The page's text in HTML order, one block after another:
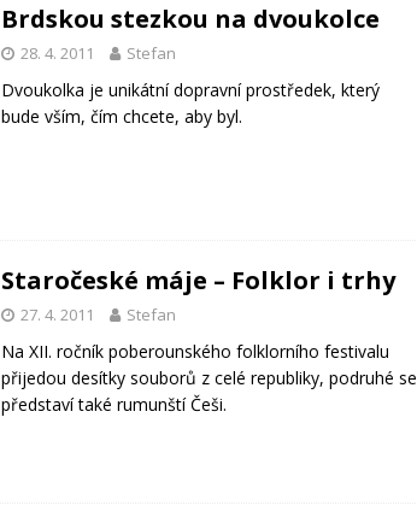
Brdskou stezkou na dvoukolce
28. 4. 2011 Stefan
Dvoukolka je unikátní dopravní prostředek, který
bude vším, čím chcete, aby byl.
Staročeské máje – Folklor i trhy
27. 4. 2011 Stefan
Na XII. ročník poberounského folklorního festivalu
přijedou desítky souborů z celé republiky, podruhé se
představí také rumunští Češi.